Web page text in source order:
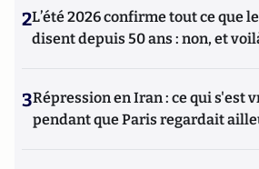
2L’été 2026 confirme tout ce que
disent depuis 50 ans : non, et
3Répression en Iran : ce qui s'est
pendant que Paris regardait